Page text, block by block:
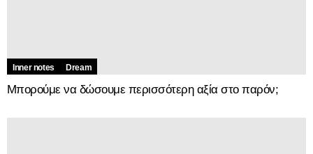
Inner notes Dream
Μπορούμε να δώσουμε περισσότερη αξία στο παρόν;